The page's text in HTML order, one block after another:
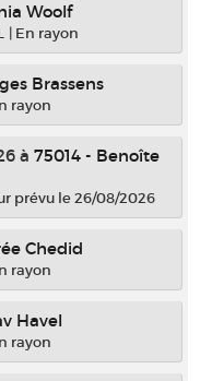
Woolf
| En rayon
Brassens
rayon
à 75014 - Benoîte
prévu le 26/08/2026
Chedid
rayon
Havel
rayon